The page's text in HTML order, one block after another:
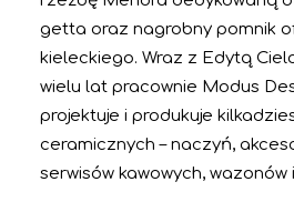
getta oraz nagrobny pomnik
kieleckiego. Wraz z Edytą
wielu lat pracownie Modus
projektuje i produkuje
ceramicznych – naczyń,
serwisów kawowych, wazonów